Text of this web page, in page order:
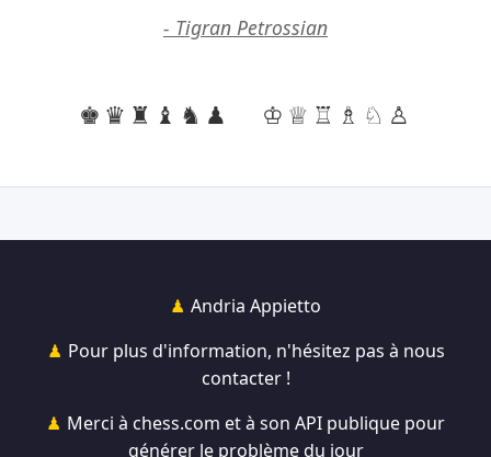
- Tigran Petrossian
♚♛♜♝♞♟ ♔♕♖♗♘♙
Andria Appietto
Pour plus d'information, n'hésitez pas à nous
contacter !
Merci à chess.com et à son API publique pour
générer le problème du jour